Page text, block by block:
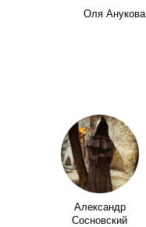
Оля Анукова
Александр
Сосновский